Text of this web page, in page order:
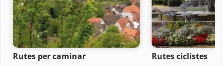
Rutes per caminar Rutes ciclistes